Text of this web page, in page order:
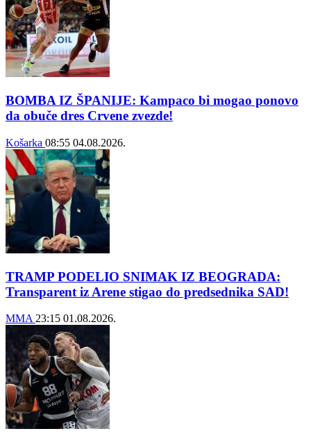
BOMBA IZ ŠPANIJE: Kampaco bi mogao ponovo
da obuče dres Crvene zvezde!
Košarka 08:55 04.08.2026.
TRAMP PODELIO SNIMAK IZ BEOGRADA:
Transparent iz Arene stigao do predsednika SAD!
MMA 23:15 01.08.2026.